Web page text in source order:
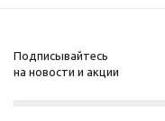
Подписывайтесь
на новости и акции